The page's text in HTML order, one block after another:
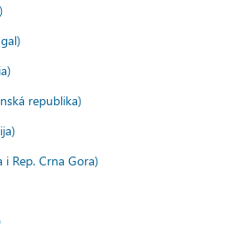
republika)
i Rep. Crna Gora)